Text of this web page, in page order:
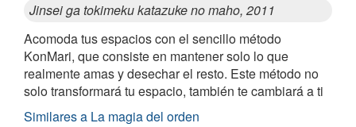
Jinsei ga tokimeku katazuke no maho, 2011
Acomoda tus espacios con el sencillo método
KonMari, que consiste en mantener solo lo que
realmente amas y desechar el resto. Este método no
solo transformará tu espacio, también te cambiará a ti
Similares a La magia del orden